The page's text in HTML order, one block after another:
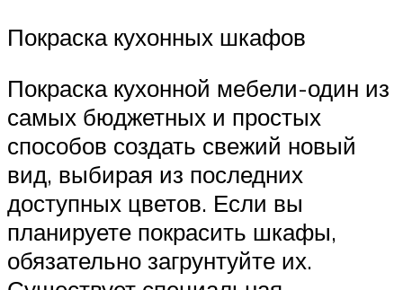
Покраска кухонных шкафов
Покраска кухонной мебели-один из
самых бюджетных и простых
способов создать свежий новый
вид, выбирая из последних
доступных цветов. Если вы
планируете покрасить шкафы,
обязательно загрунтуйте их.